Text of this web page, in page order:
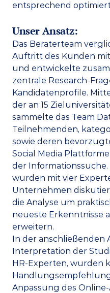
entsprechend
Unser Ansatz:
Das Beraterteam
Auftritt des Kunden
und entwickelte
zentrale Research-
Kandidatenprofile.
der an 15
sammelte das Team
Teilnehmenden,
sowie deren
Social Media
der Informationssuche.
wurden mit vier
Unternehmen
die Analyse um
neueste Erkenntnisse
erweitern.
In der anschließenden
Interpretation der
HR-Experten, wurden
Anpassung des